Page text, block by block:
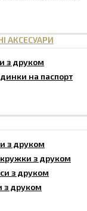
АКСЕСУАРИ
з друком
на паспорт
з друком
з друком
з друком
з друком